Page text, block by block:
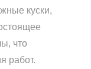
куски,
что
работ.